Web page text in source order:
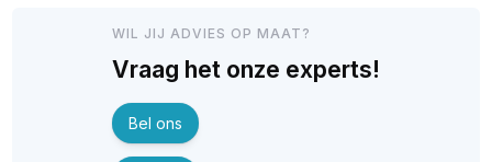
WIL JIJ ADVIES OP MAAT?
Vraag het onze experts!
Bel ons